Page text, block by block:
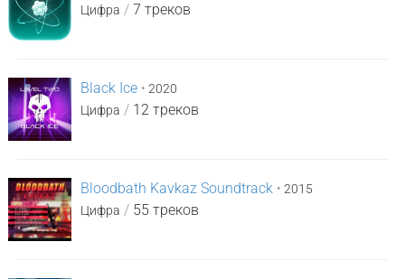
Цифра / 7 треков
Black Ice • 2020
Цифра / 12 треков
Bloodbath Kavkaz Soundtrack • 2015
Цифра / 55 треков